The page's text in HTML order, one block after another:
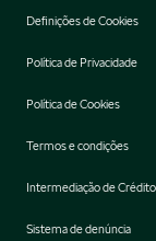
Definições de Cookies
Política de Privacidade
Política de Cookies
Termos e condições
Intermediação de Crédito
Sistema de denúncia